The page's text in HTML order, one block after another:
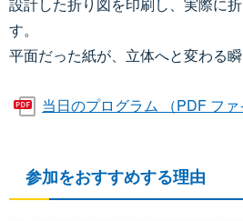
す。
平面だった紙が、立体へと変わる瞬
当日のプログラム （PDF ファ
参加をおすすめする理由